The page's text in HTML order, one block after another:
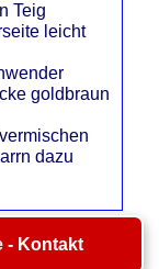
Teig
leicht
goldbraun
dazu
- Kontakt